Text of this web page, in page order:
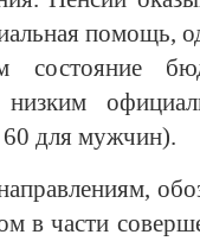
помощь,
состояние
низким
для мужчин).
в части